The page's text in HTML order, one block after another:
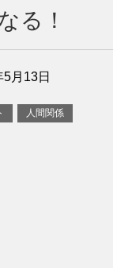
る！
月13日
人間関係